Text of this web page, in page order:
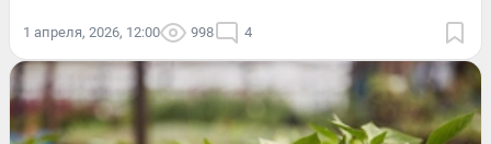
1 апреля, 2026, 12:00 998 4